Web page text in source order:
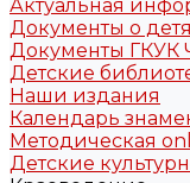
Актуальная
Документы о
Документы
Детские
Наши издания
Календарь
Методическая
Детские